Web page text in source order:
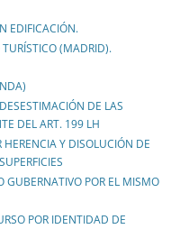
EDIFICACIÓN.
(MADRID).
DE LAS
DEL ART. 199 LH
Y DISOLUCIÓN DE
GUBERNATIVO POR EL MISMO
POR IDENTIDAD DE